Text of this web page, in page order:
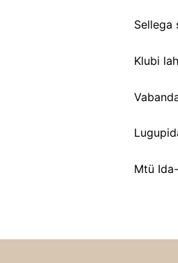
Sellega
Klubi
Mtü